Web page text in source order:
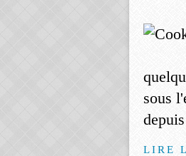
sous
LIRE